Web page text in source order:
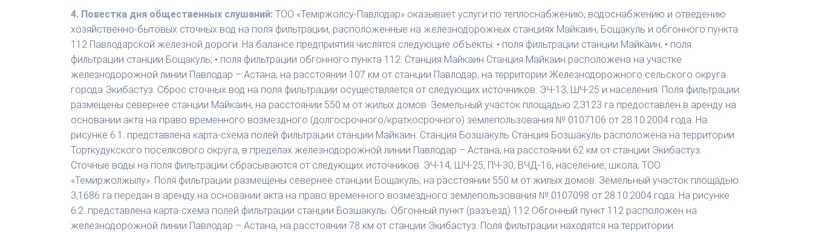
4. Повестка дня общественных слушаний: ТОО «Темiржолсу-Павлодар» оказывает услуги по теплоснабжению, водоснабжению и отведению
хозяйственно-бытовых сточных вод на поля фильтрации, расположенные на железнодорожных станциях Майкаин, Бощакуль и обгонного пункта
112 Павлодарской железной дороги. На балансе предприятия числятся следующие объекты: • поля фильтрации станции Майкаин; • поля
фильтрации станции Бощакуль; • поля фильтрации обгонного пункта 112. Станция Майкаин Станция Майкаин расположена на участке
железнодорожной линии Павлодар – Астана, на расстоянии 107 км от станции Павлодар, на территории Железнодорожного сельского округа
города Экибастуз. Сброс сточных вод на поля фильтрации осуществляется от следующих источников: ЭЧ-13, ШЧ-25 и населения. Поля фильтрации
размещены севернее станции Майкаин, на расстоянии 550 м от жилых домов. Земельный участок площадью 2,3123 га предоставлен в аренду на
основании акта на право временного возмездного (долгосрочного/краткосрочного) землепользования № 0107106 от 28.10.2004 года. На
рисунке 6.1. представлена карта-схема полей фильтрации станции Майкаин. Станция Бозшакуль Станция Бозшакуль расположена на территории
Торткудукского поселкового округа, в пределах железнодорожной линии Павлодар – Астана, на расстоянии 62 км от станции Экибастуз.
Сточные воды на поля фильтрации сбрасываются от следующих источников: ЭЧ-14, ШЧ-25, ПЧ-30, ВЧД-16, население, школа, ТОО
«Темиржолжылу». Поля фильтрации размещены севернее станции Бощакуль, на расстоянии 550 м от жилых домов. Земельный участок площадью
3,1686 га передан в аренду на основании акта на право временного возмездного землепользования № 0107098 от 28.10.2004 года. На рисунке
6.2. представлена карта-схема полей фильтрации станции Бозшакуль. Обгонный пункт (разъезд) 112 Обгонный пункт 112 расположен на
железнодорожной линии Павлодар – Астана, на расстоянии 78 км от станции Экибастуз. Поля фильтрации находятся на территории